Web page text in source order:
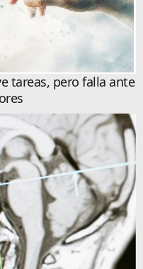
tareas, pero falla ante